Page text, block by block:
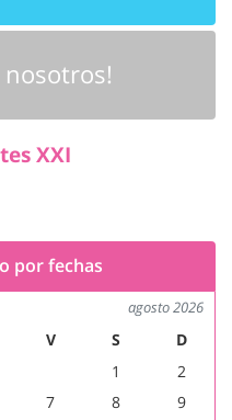
nosotros!
XXI
por fechas
agosto 2026
V S
D
1
2
7 8
9